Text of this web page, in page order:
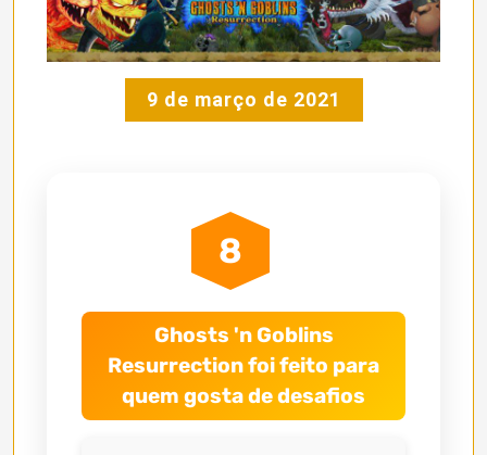
9 de março de 2021
8
Ghosts 'n Goblins
Resurrection foi feito para
quem gosta de desafios